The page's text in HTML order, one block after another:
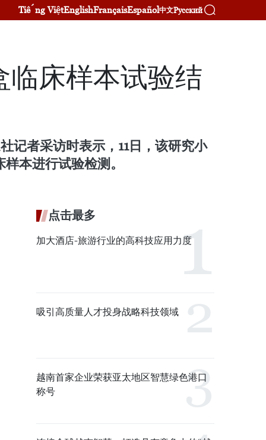
Tiếng ViệtEnglishFrançaisEspañol中文Русский
临床样本试验结
记者采访时表示，11日，该研究小
本进行试验检测。
点击最多
加大酒店-旅游行业的高科技应用力度
吸引高质量人才投身战略科技领域
越南首家企业荣获亚太地区智慧绿色港口
称号